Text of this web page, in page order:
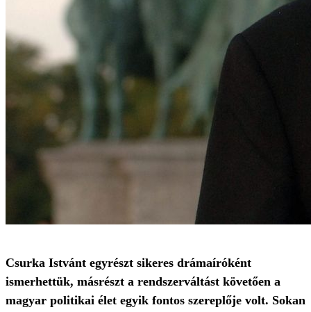
Csurka Istvánt egyrészt sikeres drámaíróként
ismerhettük, másrészt a rendszerváltást követően a
magyar politikai élet egyik fontos szereplője volt. Sokan